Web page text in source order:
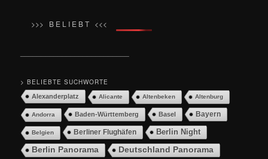
>>> B E L I E B T <<<
> BELIEBTE SUCHWORTE
Alexanderplatz Alicante Altenbeken Altenburg
Andorra Baden-Württemberg Basel Bayern
Belgien Berliner Flughäfen
Berlin Night
Berlin Panorama
Deutschland Panorama